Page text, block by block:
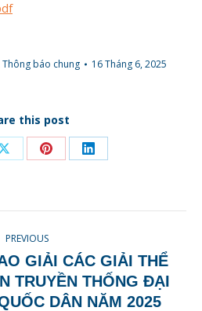
Thông báo chung 16 Tháng 6, 2025
this post
Share Share Share
PREVIOUS
Previous
post:
GIẢI CÁC GIẢI THỂ
TRUYỀN THỐNG ĐẠI
DÂN NĂM 2025